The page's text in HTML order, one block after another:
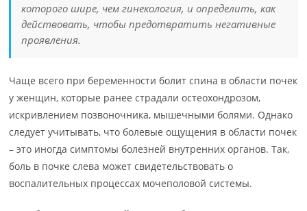
которого шире, чем гинекология, и определить, как
действовать, чтобы предотвратить негативные
проявления.
Чаще всего при беременности болит спина в области почек
у женщин, которые ранее страдали остеохондрозом,
искривлением позвоночника, мышечными болями. Однако
следует учитывать, что болевые ощущения в области почек
– это иногда симптомы болезней внутренних органов. Так,
боль в почке слева может свидетельствовать о
воспалительных процессах мочеполовой системы.